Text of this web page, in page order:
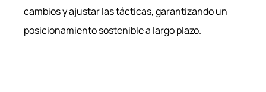
cambios y ajustar las tácticas, garantizando un
posicionamiento sostenible a largo plazo.